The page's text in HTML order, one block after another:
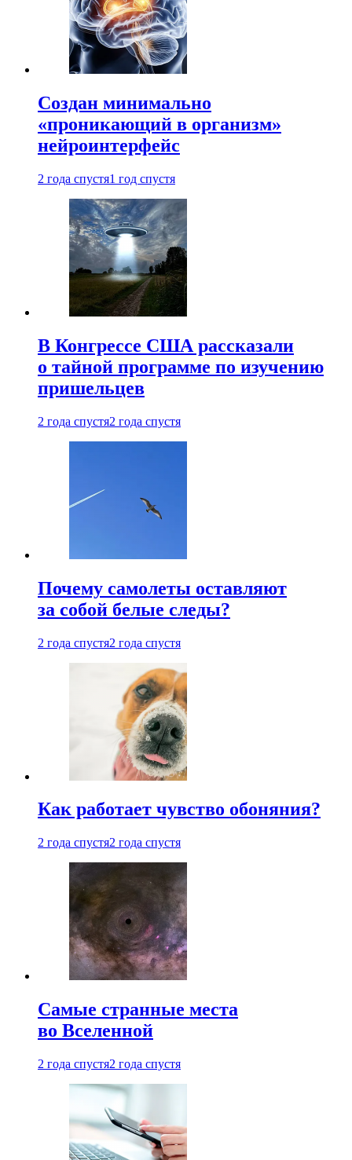
Создан минимально
«проникающий в организм»
нейроинтерфейс
2 года спустя1 год спустя
В Конгрессе США рассказали
о тайной программе по изучению
пришельцев
2 года спустя2 года спустя
Почему самолеты оставляют
за собой белые следы?
2 года спустя2 года спустя
Как работает чувство обоняния?
2 года спустя2 года спустя
Самые странные места
во Вселенной
2 года спустя2 года спустя